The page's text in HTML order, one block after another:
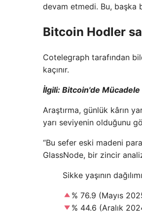
devam etmedi. Bu, başka
Bitcoin Hodler
Cotelegraph tarafından
kaçınır.
İlgili: Bitcoin'de
Araştırma, günlük kârın
yarı seviyenin olduğunu
“Bu sefer eski madeni
GlassNode, bir zincir
Sikke yaşının
% 76.9 (Mayıs
% 44.6 (Aralık